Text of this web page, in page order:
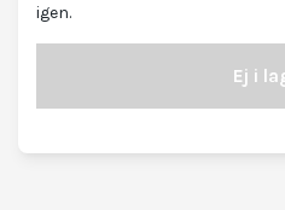
igen.
Ej i